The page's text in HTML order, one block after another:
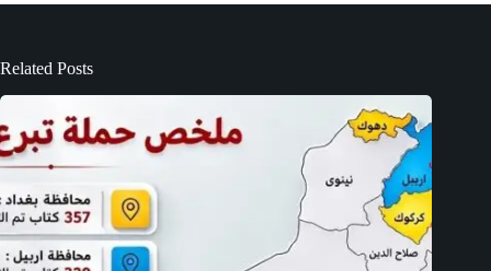
Related Posts